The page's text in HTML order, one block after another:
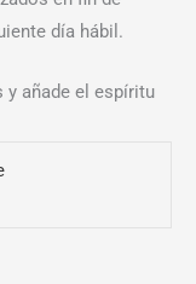
día hábil.
y añade el espíritu